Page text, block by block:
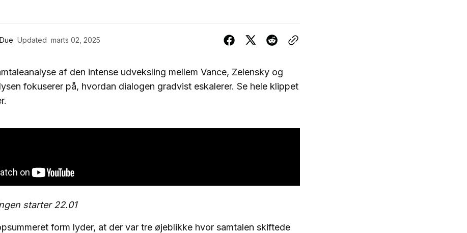
Updated marts 02, 2025
af den intense udveksling mellem Vance, Zelensky og
fokuserer på, hvordan dialogen gradvist eskalerer. Se hele klippet
starter 22.01
form lyder, at der var tre øjeblikke hvor samtalen skiftede